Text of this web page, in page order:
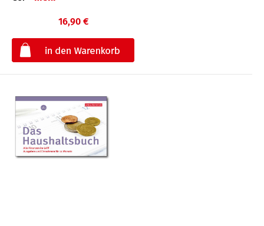
16,90 €